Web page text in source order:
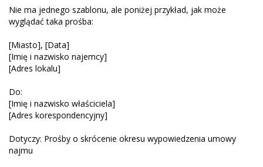
Nie ma jednego szablonu, ale poniżej przykład, jak może
wyglądać taka prośba:
[Miasto], [Data]
[Imię i nazwisko najemcy]
[Adres lokalu]
Do:
[Imię i nazwisko właściciela]
[Adres korespondencyjny]
Dotyczy: Prośby o skrócenie okresu wypowiedzenia umowy
najmu